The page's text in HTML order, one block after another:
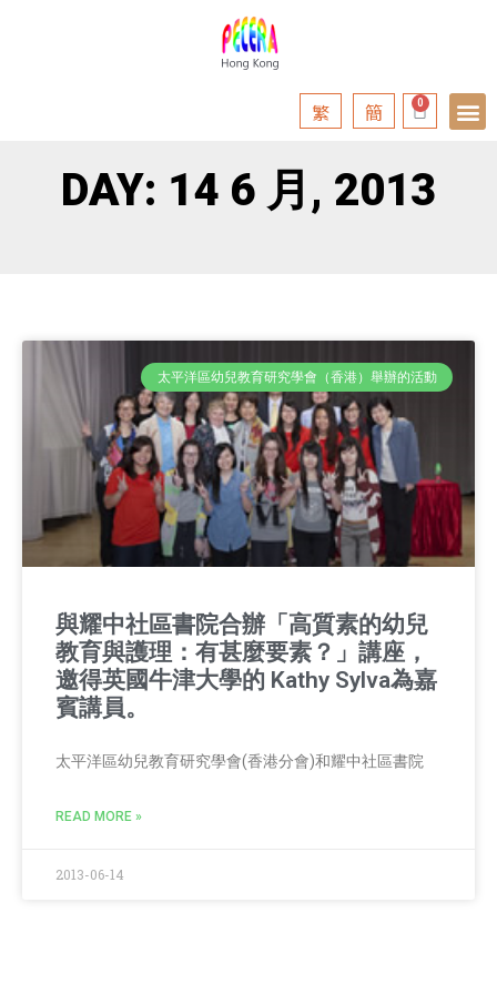
繁 簡
DAY: 14 6 月, 2013
太平洋區幼兒教育研究學會（香港）舉辦的活動
與耀中社區書院合辦「高質素的幼兒
教育與護理：有甚麼要素？」講座，
邀得英國牛津大學的 Kathy Sylva為嘉
賓講員。
太平洋區幼兒教育研究學會(香港分會)和耀中社區書院
READ MORE »
2013-06-14